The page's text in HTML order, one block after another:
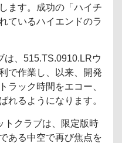
ます。成功の「ハイチ
ているハイエンドのラ
は、515.TS.0910.LRウ
で作業し、以来、開発
ラック時間をエコー、
れるようになります。
トクラブは、限定版時
ある中空で再び焦点を